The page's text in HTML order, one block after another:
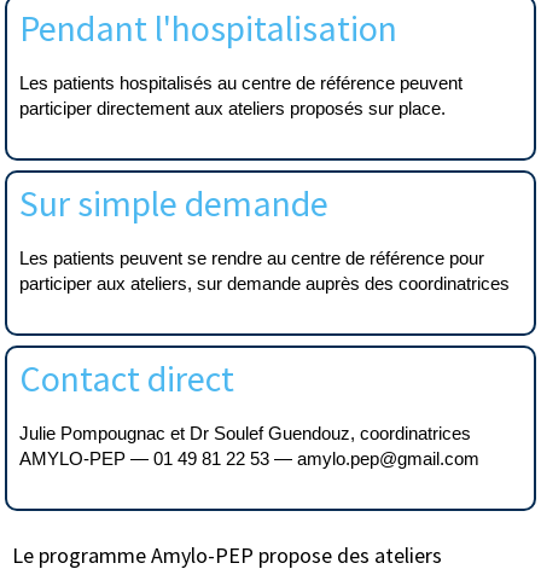
Pendant l'hospitalisation
Les patients hospitalisés au centre de référence peuvent
participer directement aux ateliers proposés sur place.
Sur simple demande
Les patients peuvent se rendre au centre de référence pour
participer aux ateliers, sur demande auprès des coordinatrices
Contact direct
Julie Pompougnac et Dr Soulef Guendouz, coordinatrices
AMYLO-PEP — 01 49 81 22 53 — amylo.pep@gmail.com
Le programme Amylo-PEP propose des ateliers